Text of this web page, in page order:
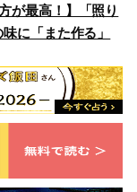
が最高！】「照り
に「また作る」